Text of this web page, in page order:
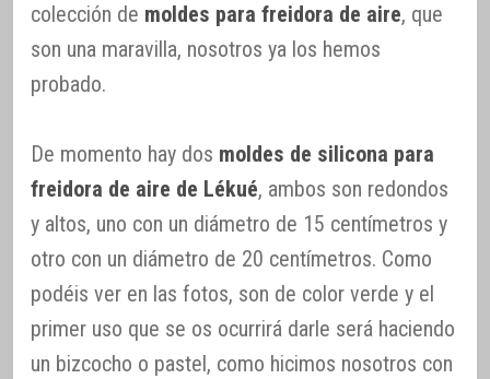
colección de moldes para freidora de aire, que
son una maravilla, nosotros ya los hemos
probado.
De momento hay dos moldes de silicona para
freidora de aire de Lékué, ambos son redondos
y altos, uno con un diámetro de 15 centímetros y
otro con un diámetro de 20 centímetros. Como
podéis ver en las fotos, son de color verde y el
primer uso que se os ocurrirá darle será haciendo
un bizcocho o pastel, como hicimos nosotros con